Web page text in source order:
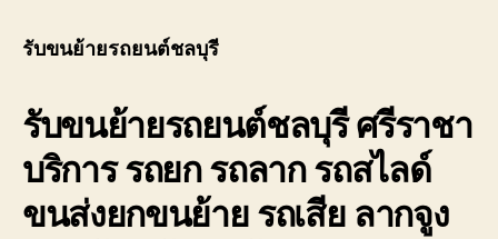
ศรีร
ราคา
รับขนย้ายรถยนต์ชลบุรี
รับขนย้ายรถยนต์ชลบุรี ศรีราชา
บริการ รถยก รถลาก รถสไลด์
ขนส่งยกขนย้าย รถเสีย ลากจูง